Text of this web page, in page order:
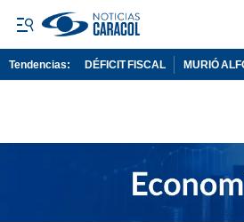
Tendencias: DÉFICIT FISCAL MURIÓ